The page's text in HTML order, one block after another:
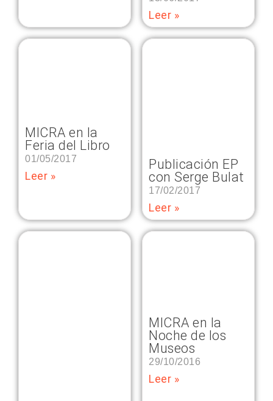
Leer »
MICRA en la
Feria del Libro
01/05/2017
Leer »
Publicación EP
con Serge Bulat
17/02/2017
Leer »
MICRA en la
Noche de los
Museos
29/10/2016
Leer »